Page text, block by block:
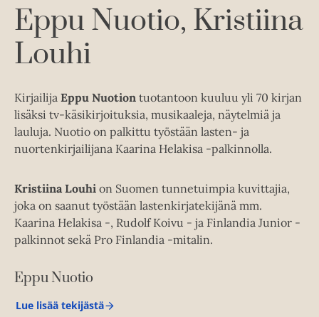
Eppu Nuotio Kristiina
Louhi
Kirjailija Eppu Nuotion tuotantoon kuuluu yli 70 kirjan
lisäksi tv-käsikirjoituksia, musikaaleja, näytelmiä ja
lauluja. Nuotio on palkittu työstään lasten- ja
nuortenkirjailijana Kaarina Helakisa -palkinnolla.
Kristiina Louhi on Suomen tunnetuimpia kuvittajia,
joka on saanut työstään lastenkirjatekijänä mm.
Kaarina Helakisa -, Rudolf Koivu - ja Finlandia Junior -
palkinnot sekä Pro Finlandia -mitalin.
Eppu Nuotio
Lue lisää tekijästä
E